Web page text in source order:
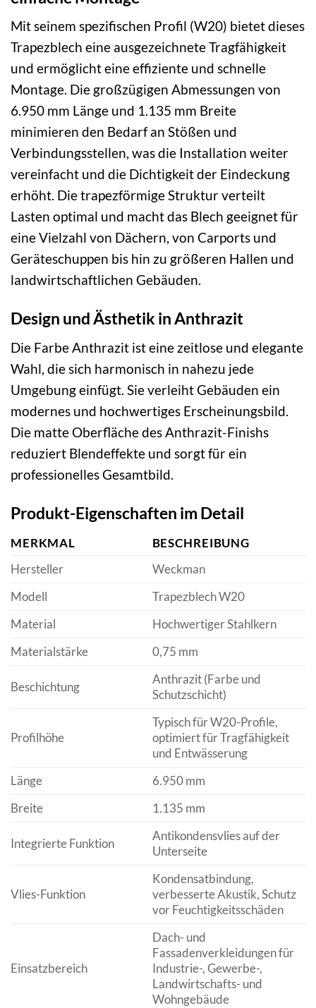
Mit seinem spezifischen Profil (W20) bietet dieses
Trapezblech eine ausgezeichnete Tragfähigkeit
und ermöglicht eine effiziente und schnelle
Montage. Die großzügigen Abmessungen von
6.950 mm Länge und 1.135 mm Breite
minimieren den Bedarf an Stößen und
Verbindungsstellen, was die Installation weiter
vereinfacht und die Dichtigkeit der Eindeckung
erhöht. Die trapezförmige Struktur verteilt
Lasten optimal und macht das Blech geeignet für
eine Vielzahl von Dächern, von Carports und
Geräteschuppen bis hin zu größeren Hallen und
landwirtschaftlichen Gebäuden.
Design und Ästhetik in Anthrazit
Die Farbe Anthrazit ist eine zeitlose und elegante
Wahl, die sich harmonisch in nahezu jede
Umgebung einfügt. Sie verleiht Gebäuden ein
modernes und hochwertiges Erscheinungsbild.
Die matte Oberfläche des Anthrazit-Finishs
reduziert Blendeffekte und sorgt für ein
professionelles Gesamtbild.
Produkt-Eigenschaften im Detail
MERKMAL
BESCHREIBUNG
Hersteller
Weckman
Modell
Trapezblech W20
Material
Hochwertiger Stahlkern
Materialstärke
0,75 mm
Beschichtung
Anthrazit (Farbe und
Schutzschicht)
Profilhöhe
Typisch für W20-Profile,
optimiert für Tragfähigkeit
und Entwässerung
Länge
6.950 mm
Breite
1.135 mm
Integrierte Funktion
Antikondensvlies auf der
Unterseite
Vlies-Funktion
Kondensatbindung,
verbesserte Akustik, Schutz
vor Feuchtigkeitsschäden
Einsatzbereich
Dach- und
Fassadenverkleidungen für
Industrie-, Gewerbe-,
Landwirtschafts- und
Wohngebäude